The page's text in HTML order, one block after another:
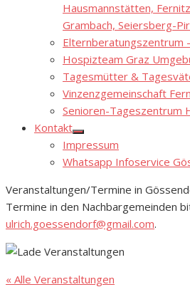
Hausmannstätten,
Grambach, Seiersberg-
Elternberatungszentrum
Hospizteam Graz
Tagesmütter &
Vinzenzgemeinschaft
Senioren-Tageszentrum
Kontakt
Show
sub
menu
Impressum
Whatsapp Infoservice
Veranstaltungen/Termine in
Termine in den Nachbargemeinden
ulrich.goessendorf@gmail.com.
« Alle Veranstaltungen